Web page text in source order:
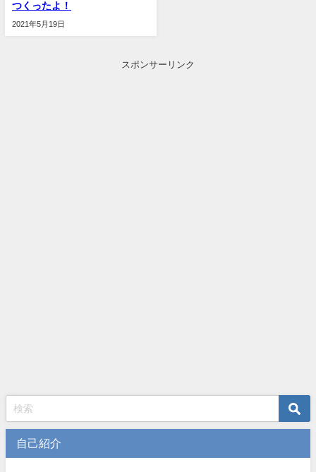
つくったよ！
2021年5月19日
スポンサーリンク
自己紹介